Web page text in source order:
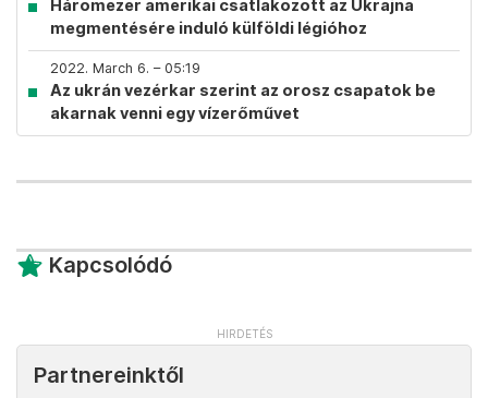
Háromezer amerikai csatlakozott az Ukrajna
megmentésére induló külföldi légióhoz
2022. March 6. – 05:19
Az ukrán vezérkar szerint az orosz csapatok be
akarnak venni egy vízerőművet
Kapcsolódó
Partnereinktől